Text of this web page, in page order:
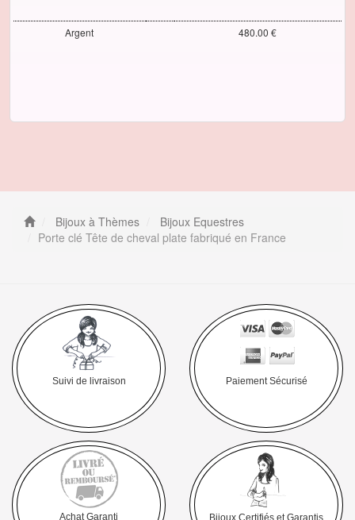
Argent 480.00 €
Bijoux à Thèmes
Bijoux Equestres
Porte clé Tête de cheval plate fabriqué en France
Suivi de livraison Paiement Sécurisé
Achat Garanti